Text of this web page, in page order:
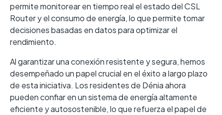
permite monitorear en tiempo real el estado del CSL
Router y el consumo de energía, lo que permite tomar
decisiones basadas en datos para optimizar el
rendimiento.
Al garantizar una conexión resistente y segura, hemos
desempeñado un papel crucial en el éxito a largo plazo
de esta iniciativa. Los residentes de Dénia ahora
pueden confiar en un sistema de energía altamente
eficiente y autosostenible, lo que refuerza el papel de